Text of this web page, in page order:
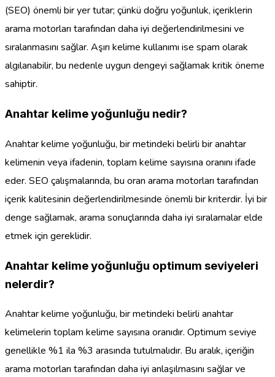
(SEO) önemli bir yer tutar; çünkü doğru yoğunluk, içeriklerin
arama motorları tarafından daha iyi değerlendirilmesini ve
sıralanmasını sağlar. Aşırı kelime kullanımı ise spam olarak
algılanabilir, bu nedenle uygun dengeyi sağlamak kritik öneme
sahiptir.
Anahtar kelime yoğunluğu nedir?
Anahtar kelime yoğunluğu, bir metindeki belirli bir anahtar
kelimenin veya ifadenin, toplam kelime sayısına oranını ifade
eder. SEO çalışmalarında, bu oran arama motorları tarafından
içerik kalitesinin değerlendirilmesinde önemli bir kriterdir. İyi bir
denge sağlamak, arama sonuçlarında daha iyi sıralamalar elde
etmek için gereklidir.
Anahtar kelime yoğunluğu optimum seviyeleri
nelerdir?
Anahtar kelime yoğunluğu, bir metindeki belirli anahtar
kelimelerin toplam kelime sayısına oranıdır. Optimum seviye
genellikle %1 ila %3 arasında tutulmalıdır. Bu aralık, içeriğin
arama motorları tarafından daha iyi anlaşılmasını sağlar ve